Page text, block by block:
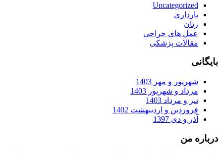
Uncategorized
بارداری
زنان
عمل های جراحی
مقالات پزشکی
بایگانی
شهریور و مهر 1403
مرداد و شهریور 1403
تیر و مرداد 1403
فروردین و اردیبهشت 1402
آذر و دی 1397
درباره من